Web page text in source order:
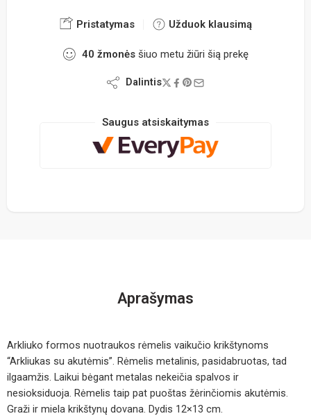
Pristatymas Užduok klausimą
40 žmonės šiuo metu žiūri šią prekę
Dalintis
Saugus atsiskaitymas
Aprašymas
Arkliuko formos nuotraukos rėmelis vaikučio krikštynoms
“Arkliukas su akutėmis”. Rėmelis metalinis, pasidabruotas, tad
ilgaamžis. Laikui bėgant metalas nekeičia spalvos ir
nesioksiduoja. Rėmelis taip pat puoštas žėrinčiomis akutėmis.
Graži ir miela krikštynų dovana. Dydis 12×13 cm.